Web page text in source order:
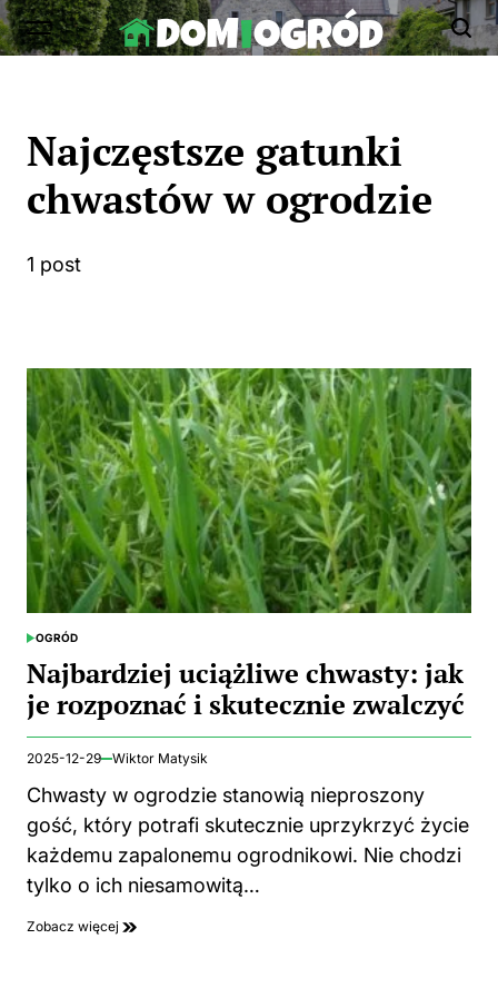
Skip
to
Najczęstsze gatunki
chwastów w ogrodzie
1 post
POSTED
OGRÓD
Najbardziej uciążliwe chwasty: jak
je rozpoznać i skutecznie zwalczyć
2025-12-29 Wiktor Matysik
Chwasty w ogrodzie stanowią nieproszony
gość, który potrafi skutecznie uprzykrzyć życie
każdemu zapalonemu ogrodnikowi. Nie chodzi
tylko o ich niesamowitą…
Zobacz więcej